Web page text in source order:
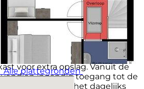
uitstraling.
zich de praktische
witgoedopstelling op
geplaatst en blijft er nog
voor bijvoorbeeld een extra
beschikt deze ruimte over
voor extra opslag. Vanuit de
inpandig toegang tot de
extra gemak in het dagelijks
Alle plattegronden